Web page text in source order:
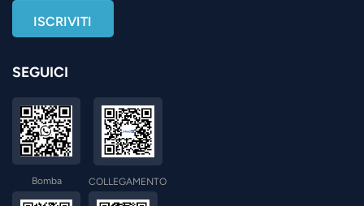
SEGUICI
Bomba COLLEGAMENTO